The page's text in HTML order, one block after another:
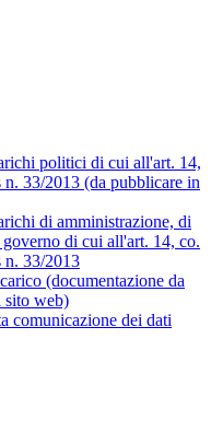
politici di cui all'art. 14,
n. 33/2013 (da pubblicare in
di amministrazione, di
di cui all'art. 14, co.
n. 33/2013
(documentazione da
sito web)
comunicazione dei dati